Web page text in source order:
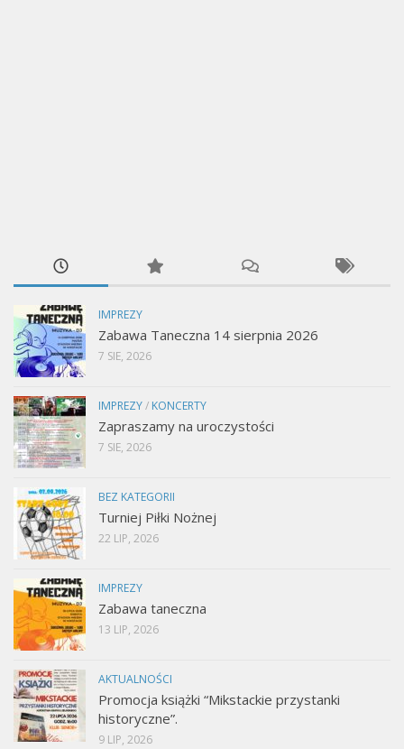
IMPREZY
Zabawa Taneczna 14 sierpnia 2026
7 SIE, 2026
IMPREZY/ KONCERTY
Zapraszamy na uroczystości
7 SIE, 2026
BEZ KATEGORII
Turniej Piłki Nożnej
22 LIP, 2026
IMPREZY
Zabawa taneczna
13 LIP, 2026
AKTUALNOŚCI
Promocja książki “Mikstackie przystanki
historyczne”.
9 LIP, 2026